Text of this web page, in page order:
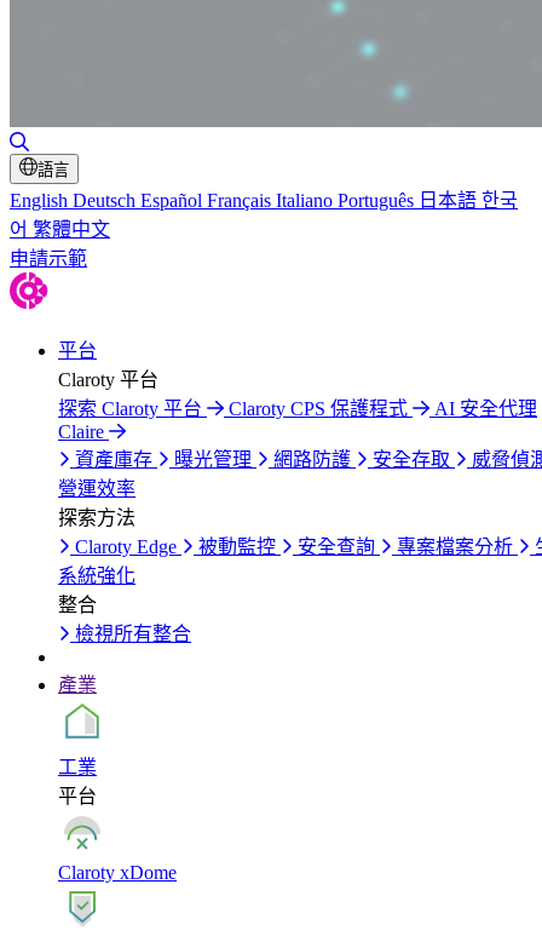
切換搜尋
語言
English Deutsch Español Français Italiano Português 日本語 한국
어 繁體中文
申請示範
平台
Claroty 平台
探索 Claroty 平台
Claroty CPS 保護程式
AI 安全代理
Claire
資產庫存
曝光管理 網路防護 安全存取
威脅偵
營運效率
探索方法
Claroty Edge
被動監控 安全查詢 專案檔案分析
系統強化
整合
檢視所有整合
產業
工業
平台
Claroty xDome